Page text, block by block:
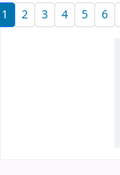
1 2 3 4 5 6